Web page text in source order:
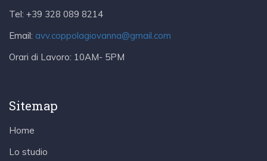
Tel: +39 328 089 8214
Email: avv.coppolagiovanna@gmail.com
Orari di Lavoro: 10AM- 5PM
Sitemap
Home
Lo studio